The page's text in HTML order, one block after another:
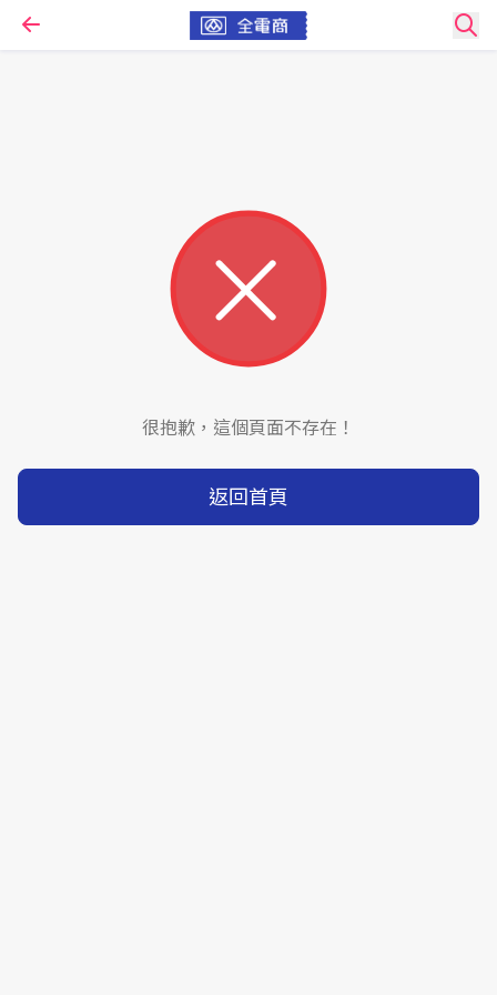
很抱歉，這個頁面不存在！
返回首頁